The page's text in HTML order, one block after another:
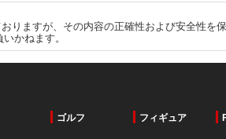
りますが、その内容の正確性および安全性を
かねます。
ゴルフ フィギュア